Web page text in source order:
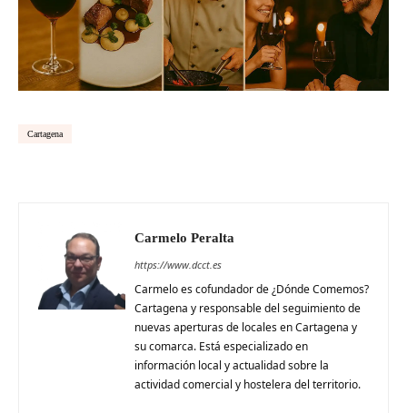
Cartagena
Carmelo Peralta
https://www.dcct.es
Carmelo es cofundador de ¿Dónde Comemos?
Cartagena y responsable del seguimiento de
nuevas aperturas de locales en Cartagena y
su comarca. Está especializado en
información local y actualidad sobre la
actividad comercial y hostelera del territorio.